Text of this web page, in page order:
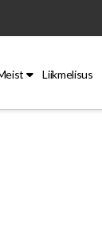
Liikmelisus